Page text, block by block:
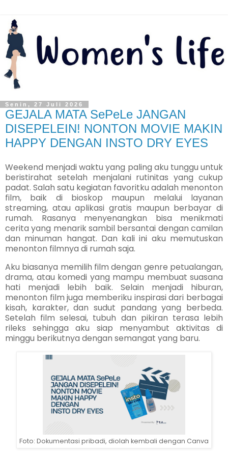
Senin, 27 Juli 2026
GEJALA MATA SePeLe JANGAN
DISEPELEIN! NONTON MOVIE MAKIN
HAPPY DENGAN INSTO DRY EYES
Weekend menjadi waktu yang paling aku tunggu untuk
beristirahat setelah menjalani rutinitas yang cukup
padat. Salah satu kegiatan favoritku adalah menonton
film, baik di bioskop maupun melalui layanan
streaming, atau aplikasi gratis maupun berbayar di
rumah. Rasanya menyenangkan bisa menikmati
cerita yang menarik sambil bersantai dengan camilan
dan minuman hangat. Dan kali ini aku memutuskan
menonton filmnya di rumah saja.
Aku biasanya memilih film dengan genre petualangan,
drama, atau komedi yang mampu membuat suasana
hati menjadi lebih baik. Selain menjadi hiburan,
menonton film juga memberiku inspirasi dari berbagai
kisah, karakter, dan sudut pandang yang berbeda.
Setelah film selesai, tubuh dan pikiran terasa lebih
rileks sehingga aku siap menyambut aktivitas di
minggu berikutnya dengan semangat yang baru.
Foto: Dokumentasi pribadi, diolah kembali dengan Canva